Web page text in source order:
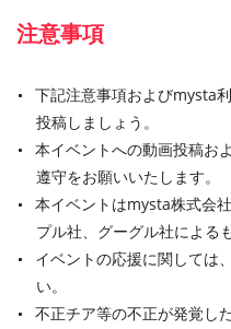
注意事項
下記注意事項およびmysta
投稿しましょう。
本イベントへの動画投稿お
遵守をお願いいたします。
本イベントはmysta株式会
プル社、グーグル社による
イベントの応援に関しては
い。
不正チア等の不正が発覚し